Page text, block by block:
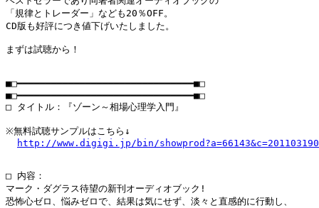
「規律とトレーダー」なども20％OFF。
CD版も好評につき値下げいたしました。
まずは試聴から！
■□━━━━━━━━━━━━━━━━━━━━━━━━━━━━━━━■□  　　　　　　               					『新刊・オススメオーデ
■□━━━━━━━━━━━━━━━━━━━━━━━━━━━━━━━■□
□ タイトル：『ゾーン～相場心理学入門』
※無料試聴サンプルはこちら↓
http://www.digigi.jp/bin/
□ 内容：
マーク・ダグラス待望の新刊オーディオブック!
恐怖心ゼロ、悩みゼロで、結果は気にせず、淡々と直感的に行動し、